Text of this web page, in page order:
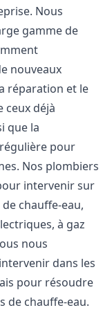
Nous
gamme de
nouveaux
réparation et le
ceux déjà
que la
pour
Nos plombiers
intervenir sur
chauffe-eau,
à gaz
nous
dans les
pour résoudre
de chauffe-eau.